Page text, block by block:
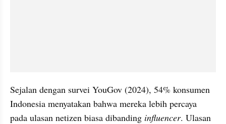
Sejalan dengan survei YouGov (2024), 54% konsumen
Indonesia menyatakan bahwa mereka lebih percaya
pada ulasan netizen biasa dibanding influencer. Ulasan